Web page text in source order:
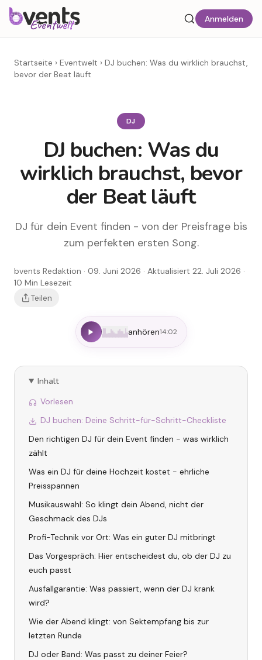
Anmelden
Startseite › Eventwelt › DJ buchen: Was du wirklich brauchst,
bevor der Beat läuft
DJ
DJ buchen: Was du
wirklich brauchst, bevor
der Beat läuft
DJ für dein Event finden - von der Preisfrage bis
zum perfekten ersten Song.
bvents Redaktion · 09. Juni 2026 · Aktualisiert 22. Juli 2026 ·
10 Min Lesezeit
Teilen
anhören14:02
Inhalt
Vorlesen
DJ buchen: Deine Schritt-für-Schritt-Checkliste
Den richtigen DJ für dein Event finden - was wirklich
zählt
Was ein DJ für deine Hochzeit kostet - ehrliche
Preisspannen
Musikauswahl: So klingt dein Abend, nicht der
Geschmack des DJs
Profi-Technik vor Ort: Was ein guter DJ mitbringt
Das Vorgespräch: Hier entscheidest du, ob der DJ zu
euch passt
Ausfallgarantie: Was passiert, wenn der DJ krank
wird?
Wie der Abend klingt: von Sektempfang bis zur
letzten Runde
DJ oder Band: Was passt zu deiner Feier?